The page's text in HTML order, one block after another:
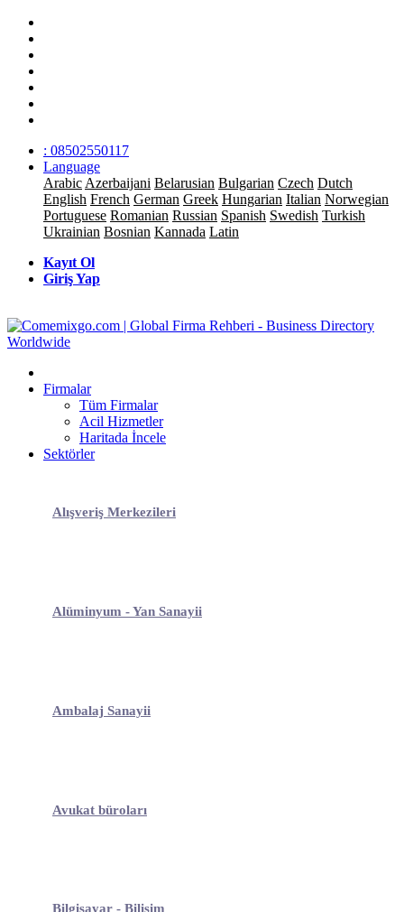
: 08502550117
Language
Arabic Azerbaijani Belarusian Bulgarian Czech Dutch
English French German Greek Hungarian Italian Norwegian
Portuguese Romanian Russian Spanish Swedish Turkish
Ukrainian Bosnian Kannada Latin
Kayıt Ol
Giriş Yap
Firmalar
Tüm Firmalar
Acil Hizmetler
Haritada İncele
Sektörler
Alışveriş Merkezileri
Alüminyum - Yan Sanayii
Ambalaj Sanayii
Avukat büroları
Bilgisayar - Bilişim